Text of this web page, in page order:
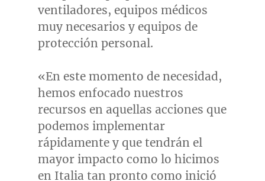
ventiladores, equipos médicos
muy necesarios y equipos de
protección personal.
«En este momento de necesidad,
hemos enfocado nuestros
recursos en aquellas acciones que
podemos implementar
rápidamente y que tendrán el
mayor impacto como lo hicimos
en Italia tan pronto como inició